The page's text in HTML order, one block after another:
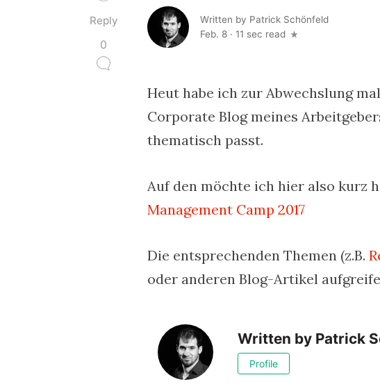
Written by Patrick Schönfeld
Feb. 8 · 11 sec read
Heut habe ich zur Abwechslung
Corporate Blog meines
thematisch passt.
Auf den möchte ich hier also kurz
Management Camp 2017
Die entsprechenden Themen (z.B.
oder anderen Blog-Artikel
Written by Patrick
Profile
Reply
0